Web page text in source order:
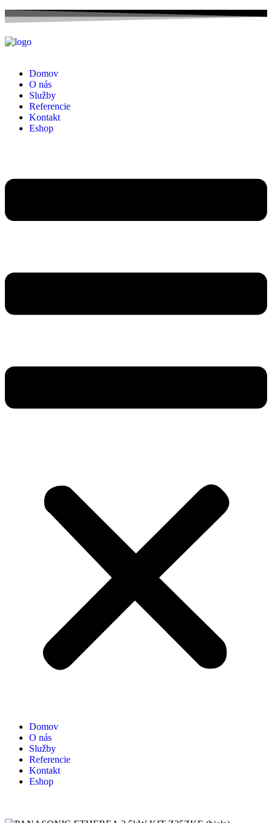
Domov
O nás
Služby
Referencie
Kontakt
Eshop
Domov
O nás
Služby
Referencie
Kontakt
Eshop